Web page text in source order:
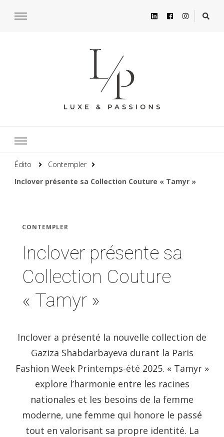
Édito
Contempler
Inclover présente sa Collection Couture « Tamyr »
CONTEMPLER
Inclover présente sa
Collection Couture
« Tamyr »
Inclover a présenté la nouvelle collection de
Gaziza Shabdarbayeva durant la Paris
Fashion Week Printemps-été 2025. « Tamyr »
explore l’harmonie entre les racines
nationales et les besoins de la femme
moderne, une femme qui honore le passé
tout en valorisant sa propre identité. La